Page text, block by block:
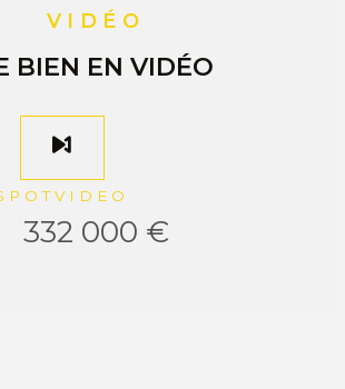
VIDÉO
BIEN EN VIDÉO
332 000 €